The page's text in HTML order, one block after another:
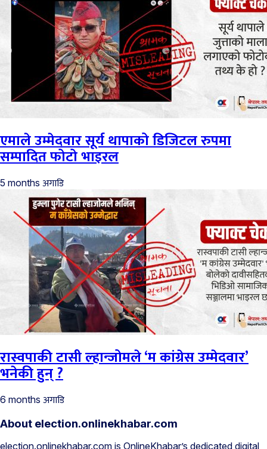
एमाले उम्मेदवार सूर्य थापाको डिजिटल रुपमा
सम्पादित फोटो भाइरल
5 months अगाडि
रास्वपाकी टासी ल्हान्जोमले ‘म कांग्रेस उम्मेदवार’
भनेकी हुन् ?
6 months अगाडि
About election.onlinekhabar.com
election.onlinekhabar.com is OnlineKhabar’s dedicated digital